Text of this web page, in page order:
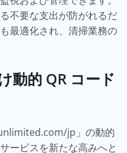
不要な支出が防がれるだ
最適化され、清掃業務の
動的 QR コード
jp」の動的
ービスを新たな高みへと